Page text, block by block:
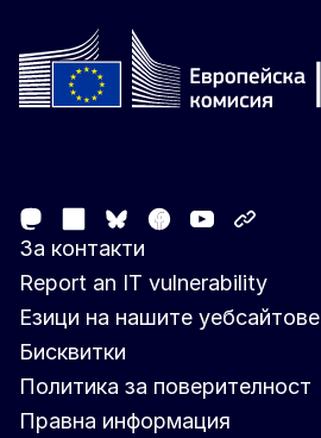
MastodonLinkedIn
Bluesky
Facebook
Youtube
За контакти
Report an IT vulnerability
Езици на нашите уебсайтове
Бисквитки
Политика за поверителност
Правна информация